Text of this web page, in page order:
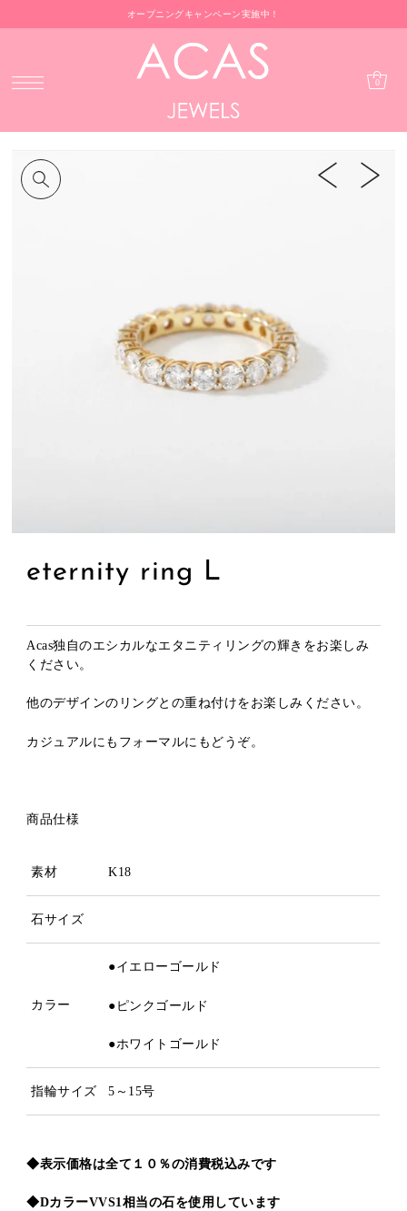
オープニングキャンペーン実施中！
0
eternity ring L
Acas独自のエシカルなエタニティリングの輝きをお楽しみ
ください。
他のデザインのリングとの重ね付けをお楽しみください。
カジュアルにもフォーマルにもどうぞ。
商品仕様
素材 K18
石サイズ
カラー
●イエローゴールド
●ピンクゴールド
●ホワイトゴールド
指輪サイズ 5～15号
◆表示価格は全て１０％の消費税込みです
◆DカラーVVS1相当の石を使用しています